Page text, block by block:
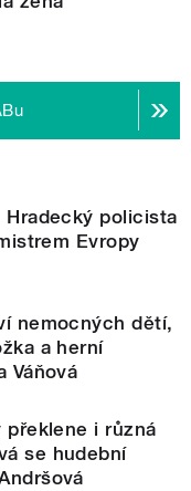
policista
Evropy
nemocných dětí,
a herní
Váňová
překlene i různá
se hudební